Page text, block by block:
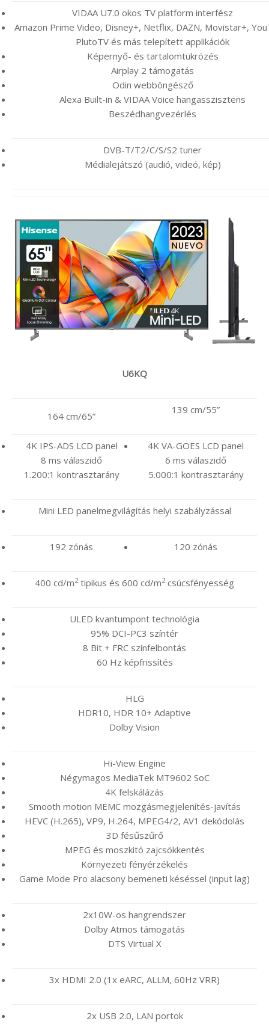
VIDAA U7.0 okos TV platform interfész
Amazon Prime Video, Disney+, Netflix, DAZN, Movistar+,
PlutoTV és más telepített applikációk
Képernyő- és tartalomtükrözés
Airplay 2 támogatás
Odin webböngésző
Alexa Built-in & VIDAA Voice hangasszisztens
Beszédhangvezérlés
DVB-T/T2/C/S/S2 tuner
Médialejátszó (audió, videó, kép)
U6KQ
164 cm/65”
139 cm/55”
4K IPS-ADS LCD panel
8 ms válaszidő
1.200:1 kontrasztarány
4K VA-GOES LCD panel
6 ms válaszidő
5.000:1 kontrasztarány
Mini LED panelmegvilágítás helyi szabályzással
192 zónás 120 zónás
400 cd/m2tipikus és 600 cd/m2csúcsfényesség
ULED kvantumpont technológia
95% DCI-PC3 színtér
8 Bit + FRC színfelbontás
60 Hz képfrissítés
HLG
HDR10, HDR 10+ Adaptive
Dolby Vision
Hi-View Engine
Négymagos MediaTek MT9602 SoC
4K felskálázás
Smooth motion MEMC mozgásmegjelenítés-javítás
HEVC (H.265), VP9, H.264, MPEG4/2, AV1 dekódolás
3D fésűszűrő
MPEG és moszkitó zajcsökkentés
Környezeti fényérzékelés
Game Mode Pro alacsony bemeneti késéssel (input lag)
2x10W-os hangrendszer
Dolby Atmos támogatás
DTS Virtual X
3x HDMI 2.0 (1x eARC, ALLM, 60Hz VRR)
2x USB 2.0, LAN portok